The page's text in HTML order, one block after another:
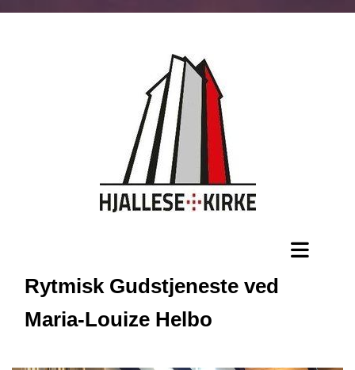
Rytmisk Gudstjeneste ved
Maria-Louize Helbo